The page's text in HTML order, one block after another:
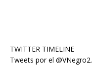
TWITTER TIMELINE
Tweets por el @VNegro2.